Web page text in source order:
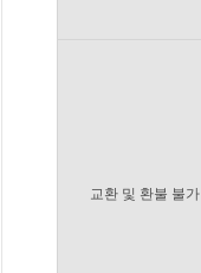
교환 및 환불 불가